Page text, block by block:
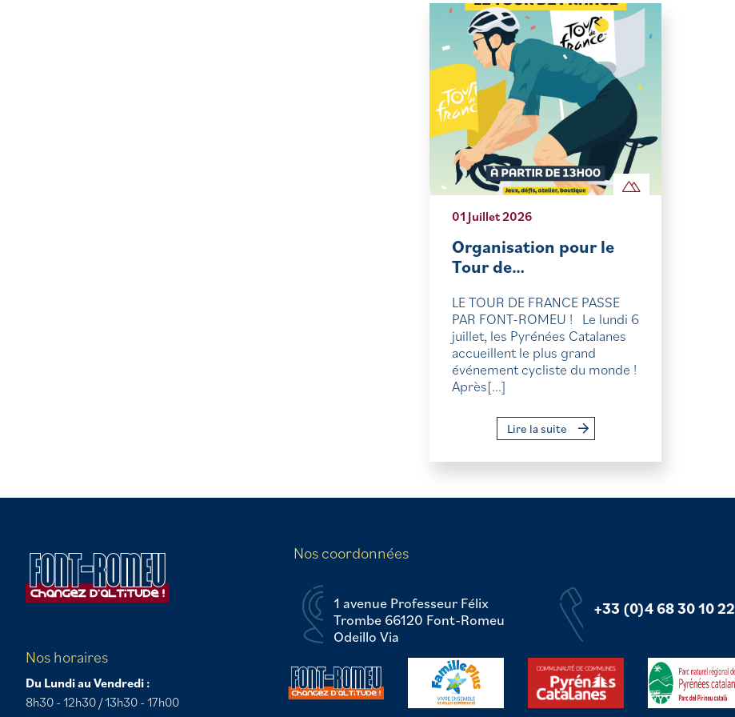
01 Juillet 2026
Organisation pour le
Tour de…
LE TOUR DE FRANCE PASSE
PAR FONT-ROMEU ! Le lundi 6
juillet, les Pyrénées Catalanes
accueillent le plus grand
événement cycliste du monde !
Après[...]
Lire la suite
Nos horaires
Du Lundi au Vendredi :
8h30 - 12h30 / 13h30 - 17h00
Nos coordonnées
1 avenue Professeur Félix
Trombe 66120 Font-Romeu
Odeillo Via
+33 (0)4 68 30 10 22